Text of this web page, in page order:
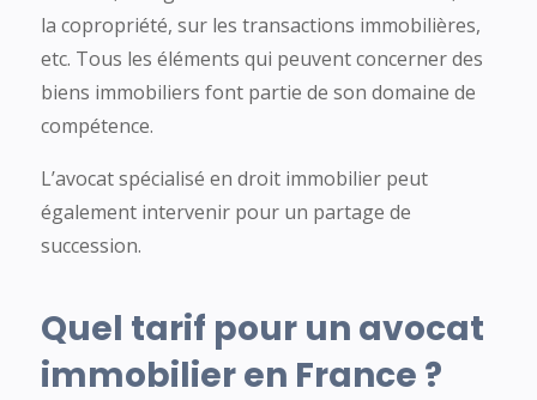
la copropriété, sur les transactions immobilières,
etc. Tous les éléments qui peuvent concerner des
biens immobiliers font partie de son domaine de
compétence.
L’avocat spécialisé en droit immobilier peut
également intervenir pour un partage de
succession.
Quel tarif pour un avocat
immobilier en France ?